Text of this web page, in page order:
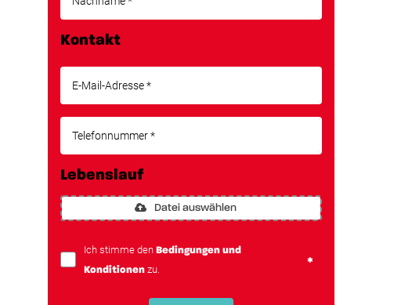
Kontakt
Lebenslauf
Datei auswählen
Ich stimme den Bedingungen und
Konditionen zu.